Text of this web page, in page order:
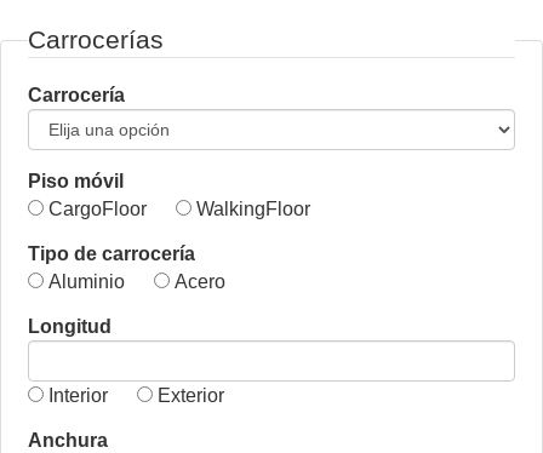
Carrocerías
Carrocería
Piso móvil
CargoFloor
WalkingFloor
Tipo de carrocería
Aluminio
Acero
Longitud
Interior Exterior
Anchura